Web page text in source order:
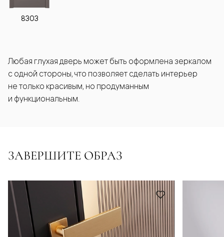
8303
Любая глухая дверь может быть оформлена зеркалом
с одной стороны, что позволяет сделать интерьер
не только красивым, но продуманным
и функциональным.
ЗАВЕРШИТЕ ОБРАЗ